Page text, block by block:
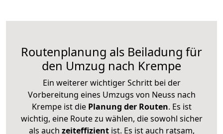
Routenplanung als Beiladung für
den Umzug nach Krempe
Ein weiterer wichtiger Schritt bei der
Vorbereitung eines Umzugs von Neuss nach
Krempe ist diePlanung der Routen. Es ist
wichtig, eine Route zu wählen, die sowohl sicher
als auch zeiteffizientist. Es ist auch ratsam,